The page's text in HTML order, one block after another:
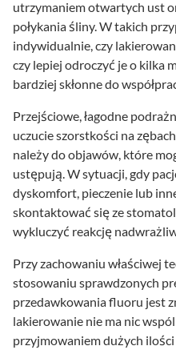
utrzymaniem otwartych ust
połykania śliny. W takich
indywidualnie, czy
czy lepiej odroczyć je o kilka
bardziej skłonne do
Przejściowe, łagodne
uczucie szorstkości na
należy do objawów, które
ustępują. W sytuacji, gdy
dyskomfort, pieczenie lub
skontaktować się ze
wykluczyć reakcję
Przy zachowaniu właściwej
stosowaniu sprawdzonych
przedawkowania fluoru jest
lakierowanie nie ma nic
przyjmowaniem dużych